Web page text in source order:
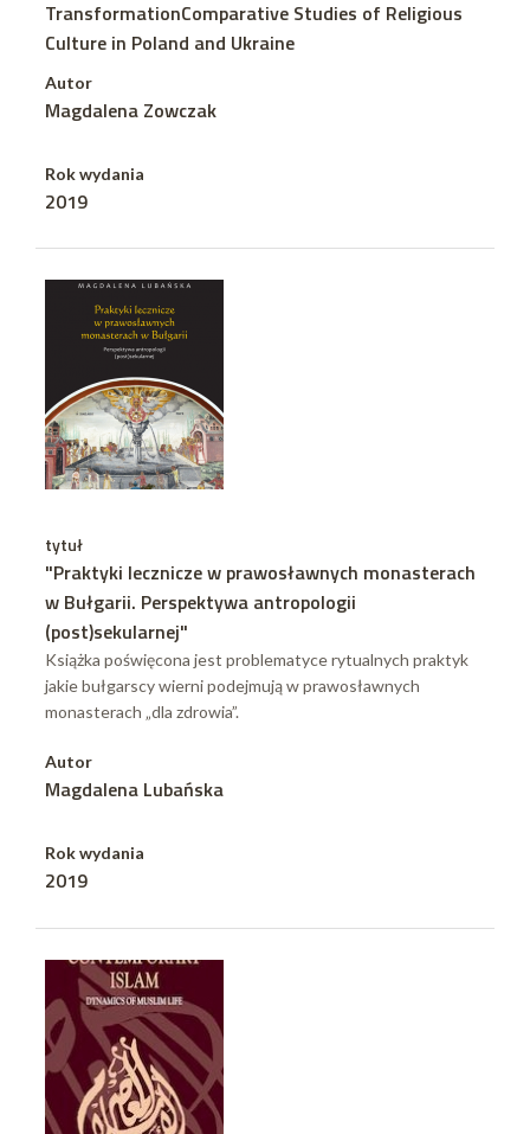
TransformationComparative Studies of Religious
Culture in Poland and Ukraine
Autor
Magdalena Zowczak
Rok wydania
2019
tytuł
"Praktyki lecznicze w prawosławnych monasterach
w Bułgarii. Perspektywa antropologii
(post)sekularnej"
Książka poświęcona jest problematyce rytualnych praktyk
jakie bułgarscy wierni podejmują w prawosławnych
monasterach „dla zdrowia”.
Autor
Magdalena Lubańska
Rok wydania
2019